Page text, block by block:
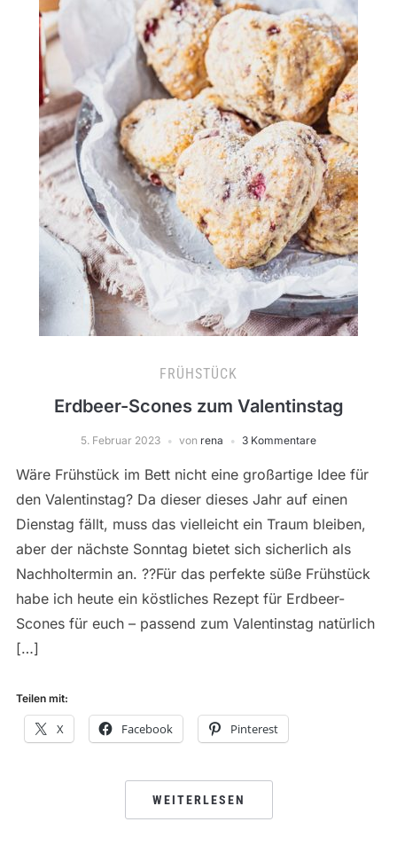
FRÜHSTÜCK
Erdbeer-Scones zum Valentinstag
5. Februar 2023 von rena 3 Kommentare
Wäre Frühstück im Bett nicht eine großartige Idee für
den Valentinstag? Da dieser dieses Jahr auf einen
Dienstag fällt, muss das vielleicht ein Traum bleiben,
aber der nächste Sonntag bietet sich sicherlich als
Nachholtermin an. ??Für das perfekte süße Frühstück
habe ich heute ein köstliches Rezept für Erdbeer-
Scones für euch – passend zum Valentinstag natürlich
[…]
Teilen mit:
X Facebook Pinterest
WEITERLESEN